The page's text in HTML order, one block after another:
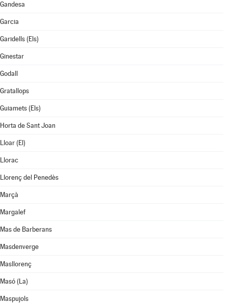
Gandesa
Garcia
Garidells (Els)
Ginestar
Godall
Gratallops
Guiamets (Els)
Horta de Sant Joan
Lloar (El)
Llorac
Llorenç del Penedès
Marçà
Margalef
Mas de Barberans
Masdenverge
Masllorenç
Masó (La)
Maspujols